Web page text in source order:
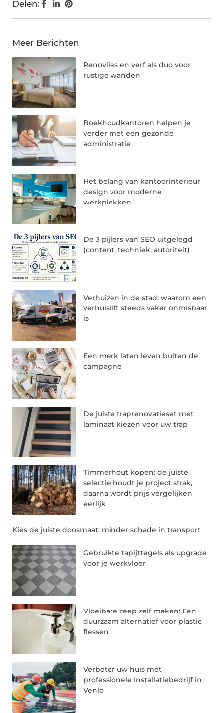
Delen:
Meer Berichten
Renovlies en verf als duo voor
rustige wanden
Boekhoudkantoren helpen je
verder met een gezonde
administratie
Het belang van kantoorinterieur
design voor moderne
werkplekken
De 3 pijlers van SEO uitgelegd
(content, techniek, autoriteit)
Verhuizen in de stad: waarom een
verhuislift steeds vaker onmisbaar
is
Een merk laten leven buiten de
campagne
De juiste traprenovatieset met
laminaat kiezen voor uw trap
Timmerhout kopen: de juiste
selectie houdt je project strak,
daarna wordt prijs vergelijken
eerlijk
Kies de juiste doosmaat: minder schade in transport
Gebruikte tapijttegels als upgrade
voor je werkvloer
Vloeibare zeep zelf maken: Een
duurzaam alternatief voor plastic
flessen
Verbeter uw huis met
professionele Installatiebedrijf in
Venlo